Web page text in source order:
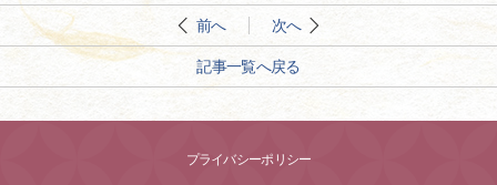
前へ 次へ
記事一覧へ戻る
プライバシーポリシー